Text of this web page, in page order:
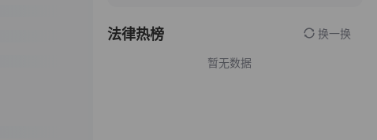
法律热榜 换一换
暂无数据